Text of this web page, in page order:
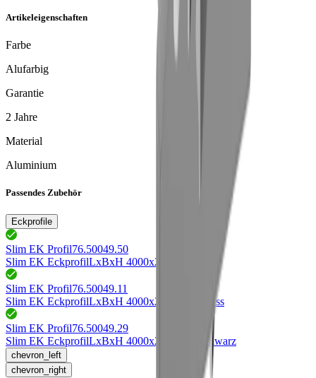
Artikeleigenschaften
Farbe
Alufarbig
Garantie
2 Jahre
Material
Aluminium
Passendes Zubehör
Eckprofile
Slim EK Profil76.50049.50
Slim EK EckprofilLxBxH 4000x20x16mm
Slim EK Profil76.50049.11
Slim EK EckprofilLxBxH 4000x20x16mm weiss
Slim EK Profil76.50049.29
Slim EK EckprofilLxBxH 4000x20x16mm schwarz
chevron_left
chevron_right